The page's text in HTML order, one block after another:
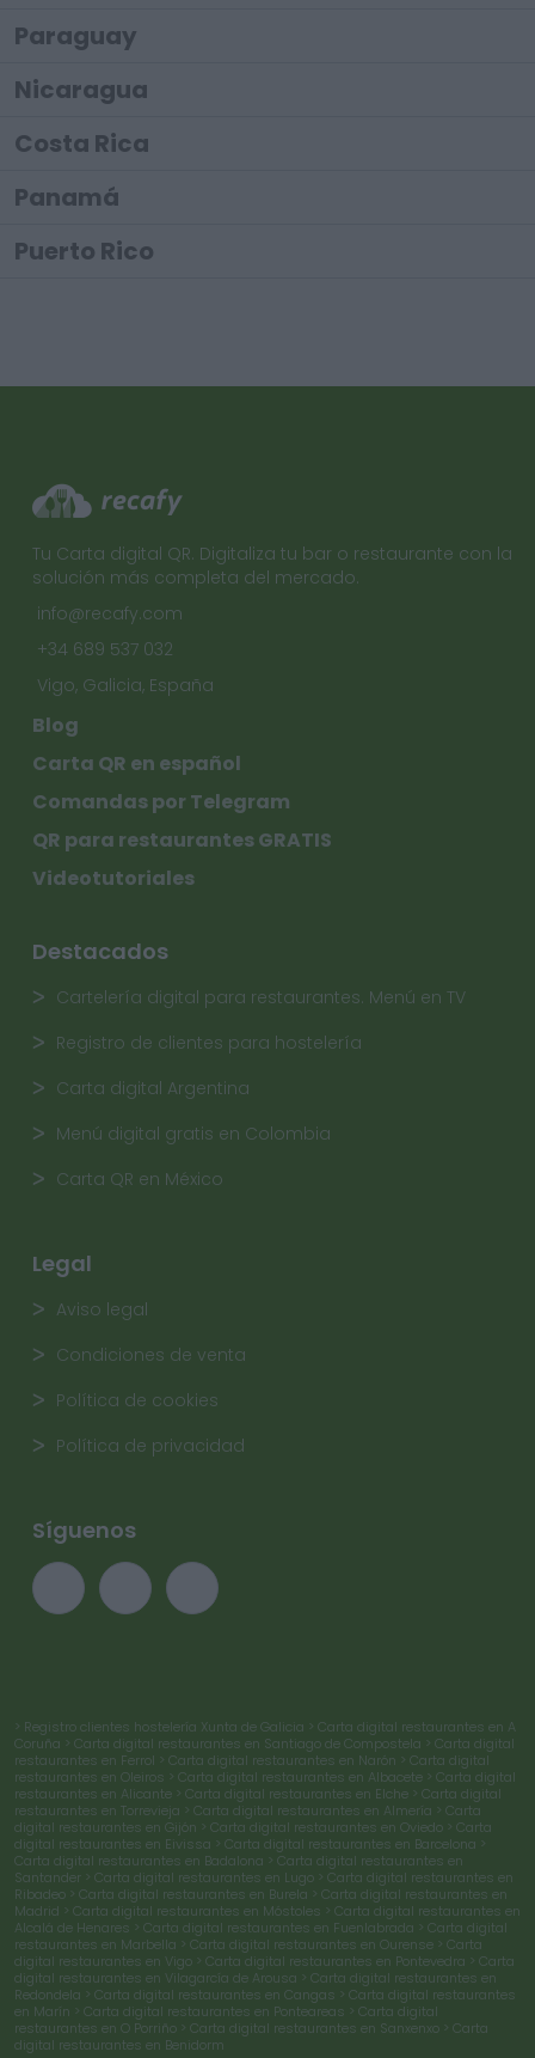
Paraguay
Nicaragua
Costa Rica
Panamá
Puerto Rico
Tu Carta digital QR. Digitaliza tu bar o restaurante con la
solución más completa del mercado.
info@recafy.com
+34 689 537 032
Vigo, Galicia, España
Blog
Carta QR en español
Comandas por Telegram
QR para restaurantes GRATIS
Videotutoriales
Destacados
Cartelería digital para restaurantes. Menú en TV
Registro de clientes para hostelería
Carta digital Argentina
Menú digital gratis en Colombia
Carta QR en México
Legal
Aviso legal
Condiciones de venta
Política de cookies
Política de privacidad
Síguenos
> Registro clientes hostelería Xunta de Galicia > Carta digital restaurantes en A
Coruña > Carta digital restaurantes en Santiago de Compostela > Carta digital
restaurantes en Ferrol > Carta digital restaurantes en Narón > Carta digital
restaurantes en Oleiros > Carta digital restaurantes en Albacete > Carta digital
restaurantes en Alicante > Carta digital restaurantes en Elche > Carta digital
restaurantes en Torrevieja > Carta digital restaurantes en Almería > Carta
digital restaurantes en Gijón > Carta digital restaurantes en Oviedo > Carta
digital restaurantes en Eivissa > Carta digital restaurantes en Barcelona >
Carta digital restaurantes en Badalona > Carta digital restaurantes en
Santander > Carta digital restaurantes en Lugo > Carta digital restaurantes en
Ribadeo > Carta digital restaurantes en Burela > Carta digital restaurantes en
Madrid > Carta digital restaurantes en Móstoles > Carta digital restaurantes en
Alcalá de Henares > Carta digital restaurantes en Fuenlabrada > Carta digital
restaurantes en Marbella > Carta digital restaurantes en Ourense > Carta
digital restaurantes en Vigo > Carta digital restaurantes en Pontevedra > Carta
digital restaurantes en Vilagarcía de Arousa > Carta digital restaurantes en
Redondela > Carta digital restaurantes en Cangas > Carta digital restaurantes
en Marín > Carta digital restaurantes en Ponteareas > Carta digital
restaurantes en O Porriño > Carta digital restaurantes en Sanxenxo > Carta
digital restaurantes en Benidorm